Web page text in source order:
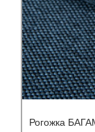
Рогожка